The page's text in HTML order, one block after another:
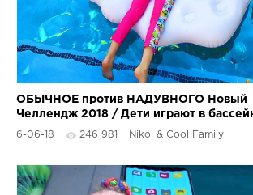
ОБЫЧНОЕ против НАДУВНОГО Новый
Челлендж 2018 / Дети играют в
Надувашками
6-06-18 246 981 Nikol & Cool Family